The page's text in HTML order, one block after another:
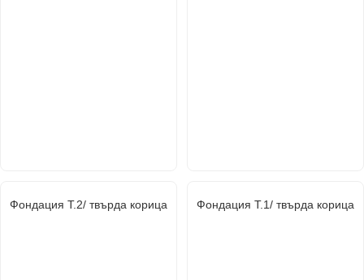
Фондация Т.2/ твърда корица Фондация Т.1/ твърда корица